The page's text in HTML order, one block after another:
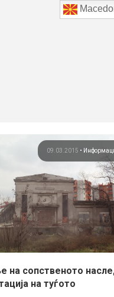
09.03.2015 •
на сопственото
на туѓото